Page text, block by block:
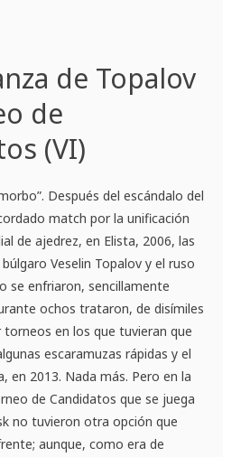
de Topalov
de
(VI)
Después del escándalo del
match por la unificación
de ajedrez, en Elista, 2006, las
Veselin Topalov y el ruso
se enfriaron, sencillamente
ochos trataron, de disímiles
en los que tuvieran que
escaramuzas rápidas y el
en 2013. Nada más. Pero en la
de Candidatos que se juega
no tuvieron otra opción que
aunque, como era de